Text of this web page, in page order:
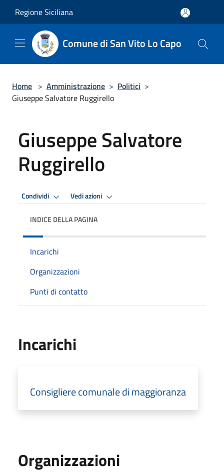
Regione Siciliana
Comune di San Vito Lo Capo
Home > Amministrazione > Politici >
Giuseppe Salvatore Ruggirello
Giuseppe Salvatore
Ruggirello
Condividi Vedi azioni
INDICE DELLA PAGINA
Incarichi
Organizzazioni
Punti di contatto
Incarichi
Consigliere comunale di maggioranza
Organizzazioni